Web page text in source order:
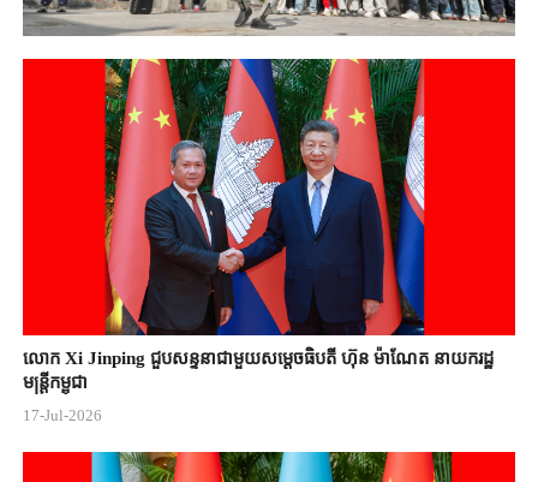
លោក Xi Jinping ជួបសន្ទនាជាមួយសម្តេចធិបតី ហ៊ុន ម៉ាណែត នាយករដ្ឋ
មន្ត្រីកម្ពុជា
17-Jul-2026